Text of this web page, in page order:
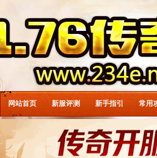
网站首页 新服评测 新手指引 常用